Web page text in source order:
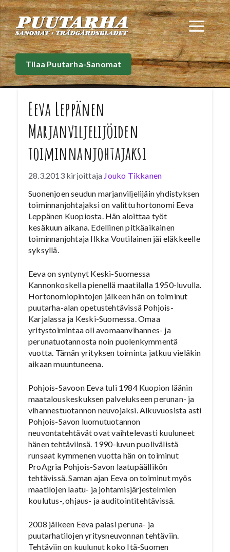
Siirry
sisältöön
Tilaa Puutarha-Sanomat
Eeva Leppänen
Marjanviljelijöiden
toiminnanjohtajaksi
28.3.2013 kirjoittaja Jouko Tikkanen
Suonenjoen seudun marjanviljelijäin yhdistyksen
toiminnanjohtajaksi on valittu hortonomi Eeva
Leppänen Kuopiosta. Hän aloittaa työt
kesäkuun aikana. Edellinen pitkäaikainen
toiminnanjohtaja Ilkka Voutilainen jäi eläkkeelle
syksyllä.
Eeva on syntynyt Keski-Suomessa
Kannonkoskella pienellä maatilalla 1950-luvulla.
Hortonomiopintojen jälkeen hän on toiminut
puutarha-alan opetustehtävissä Pohjois-
Karjalassa ja Keski-Suomessa. Omaa
yritystoimintaa oli avomaanvihannes- ja
perunatuotannosta noin puolenkymmentä
vuotta. Tämän yrityksen toiminta jatkuu vieläkin
aikaan muuntuneena.
Pohjois-Savoon Eeva tuli 1984 Kuopion läänin
maatalouskeskuksen palvelukseen perunan- ja
vihannestuotannon neuvojaksi. Alkuvuosista asti
Pohjois-Savon luomutuotannon
neuvontatehtävät ovat vaihtelevasti kuuluneet
hänen tehtäviinsä. 1990-luvun puolivälistä
runsaat kymmenen vuotta hän on toiminut
ProAgria Pohjois-Savon laatupäällikön
tehtävissä. Saman ajan Eeva on toiminut myös
maatilojen laatu- ja johtamisjärjestelmien
koulutus-, ohjaus- ja auditointitehtävissä.
2008 jälkeen Eeva palasi peruna- ja
puutarhatilojen yritysneuvonnan tehtäviin.
Tehtäviin on kuulunut koko Itä-Suomen